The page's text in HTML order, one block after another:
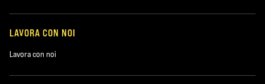
LAVORA CON NOI
Lavora con noi